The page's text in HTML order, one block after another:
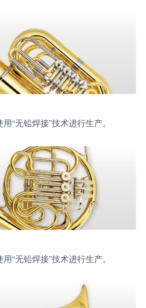
“无铅焊接”技术进行生产。
“无铅焊接”技术进行生产。